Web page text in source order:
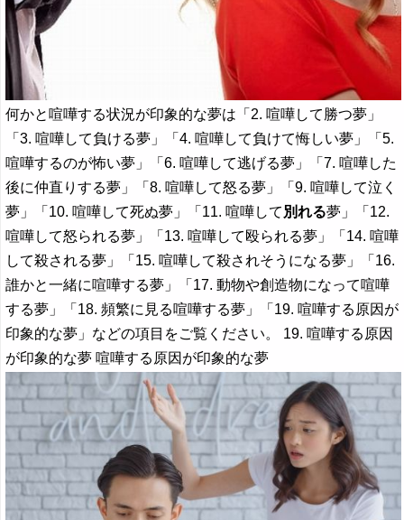
何かと喧嘩する状況が印象的な夢は「2. 喧嘩して勝つ夢」
「3. 喧嘩して負ける夢」「4. 喧嘩して負けて悔しい夢」「5.
喧嘩するのが怖い夢」「6. 喧嘩して逃げる夢」「7. 喧嘩した
後に仲直りする夢」「8. 喧嘩して怒る夢」「9. 喧嘩して泣く
夢」「10. 喧嘩して死ぬ夢」「11. 喧嘩して 別れる夢」「12.
喧嘩して怒られる夢」「13. 喧嘩して殴られる夢」「14. 喧嘩
して殺される夢」「15. 喧嘩して殺されそうになる夢」「16.
誰かと一緒に喧嘩する夢」「17. 動物や創造物になって喧嘩
する夢」「18. 頻繁に見る喧嘩する夢」「19. 喧嘩する原因が
印象的な夢」などの項目をご覧ください。 19. 喧嘩する原因
が印象的な夢 喧嘩する原因が印象的な夢